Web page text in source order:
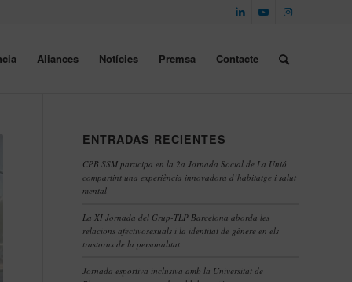
Aliances Notícies Premsa Contacte
ENTRADAS RECIENTES
CPB SSM participa en la 2a Jornada Social de La Unió
compartint una experiència innovadora d’habitatge i salut
mental
La XI Jornada del Grup-TLP Barcelona aborda les
relacions afectivosexuals i la identitat de gènere en els
trastorns de la personalitat
Jornada esportiva inclusiva amb la Universitat de